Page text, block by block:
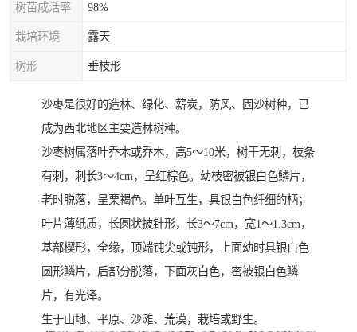
树苗成活率 98%
栽培环境 露天
树形 垂枝形
沙枣是很好的造林、绿化、薪炭，防风、固沙树种，已
成为西北地区主要造林树种。
沙枣树属落叶乔木或乔木，高5～10米，树干无刺，枝条
有刺，刺长3～4cm，呈红棕色。幼枝密被银白色鳞片，
老时脱落，呈栗褐色。单叶互生，具银白色纤细的柄；
叶片薄纸质，长圆状披针形，长3～7cm，宽1～1.3cm，
基部楔形，全缘，顶端钝尖或钝形，上面幼时具银白色
圆形鳞片，后部分脱落，下面灰白色，密被银白色鳞
片，有光泽。
生于山地、平原、沙滩、荒漠，栽培或野生。